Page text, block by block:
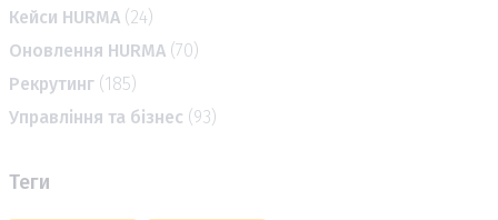
Кейси HURMA (24)
Оновлення HURMA (70)
Рекрутинг (185)
Управління та бізнес (93)
Теги